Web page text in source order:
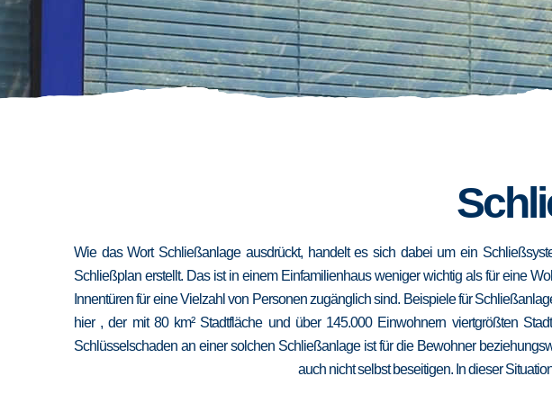
Wie das Wort Schließanlage ausdrückt, handelt es sich dabei um ein
Schließplan erstellt. Das ist in einem Einfamilienhaus weniger wichtig als für eine
Innentüren für eine Vielzahl von Personen zugänglich sind. Beispiele für
hier , der mit 80 km² Stadtfläche und über 145.000 Einwohnern viertgrößten
Schlüsselschaden an einer solchen Schließanlage ist für die Bewohner
auch nicht selbst beseitigen. In dieser